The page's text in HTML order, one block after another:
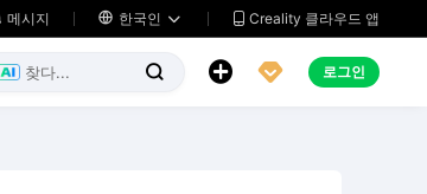
메시지  한국인   Creality 클라우드 앱
   로그인